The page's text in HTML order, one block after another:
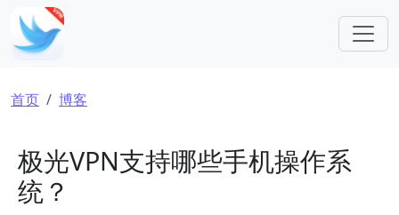
跳转到主要内容
面包屑
首页 博客
极光VPN支持哪些手机操作系
统？